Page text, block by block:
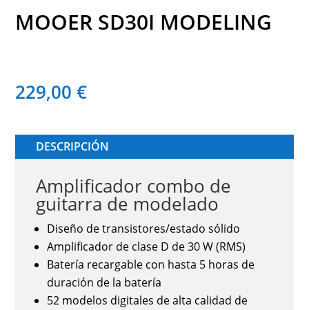
MOOER SD30I MODELING
229,00€
DESCRIPCIÓN
Amplificador combo de
guitarra de modelado
Diseño de transistores/estado sólido
Amplificador de clase D de 30 W (RMS)
Batería recargable con hasta 5 horas de
duración de la batería
52 modelos digitales de alta calidad de